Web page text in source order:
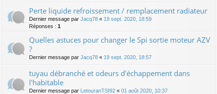
Perte liquide refroissement / remplacement radiateur
Dernier message par Jacq78 « 19 sept. 2020, 18:59
Réponses : 1
Quelles astuces pour changer le Spi sortie moteur AZV
?
Dernier message par Jacq78 « 19 sept. 2020, 18:57
tuyau débranché et odeurs d'échappement dans
l'habitable
Dernier message par LetouranTSI92 « 01 août 2020, 10:37